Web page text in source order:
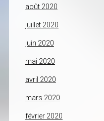
août 2020
juillet 2020
juin 2020
mai 2020
avril 2020
mars 2020
février 2020